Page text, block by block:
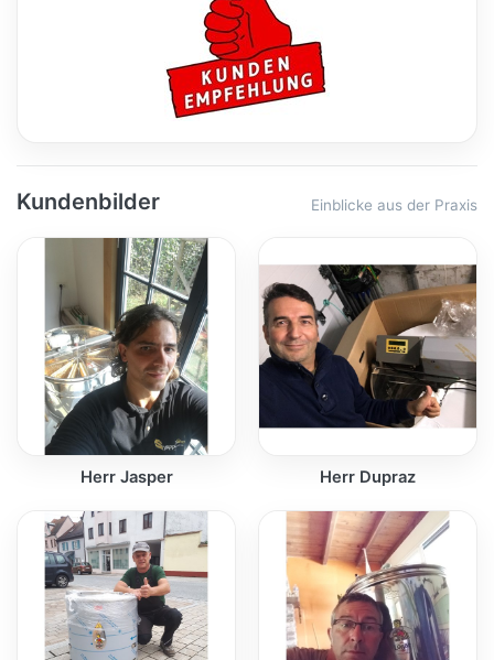
Kundenbilder Einblicke aus der Praxis
Herr Jasper Herr Dupraz